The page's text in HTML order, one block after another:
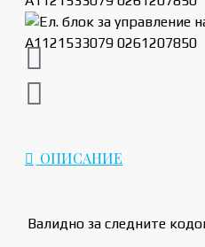
ОПИСАНИЕ
Валидно за следните